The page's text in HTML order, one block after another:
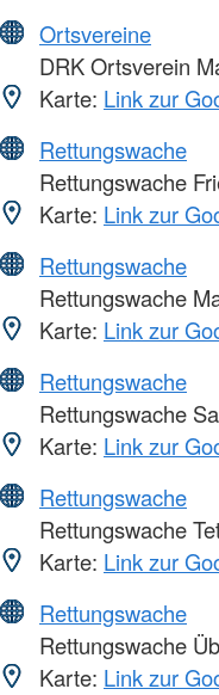
Ortsvereine
DRK Ortsverein
Karte: Link zur
Rettungswache
Rettungswache
Karte: Link zur
Rettungswache
Rettungswache
Karte: Link zur
Rettungswache
Rettungswache
Karte: Link zur
Rettungswache
Rettungswache
Karte: Link zur
Rettungswache
Rettungswache
Karte: Link zur